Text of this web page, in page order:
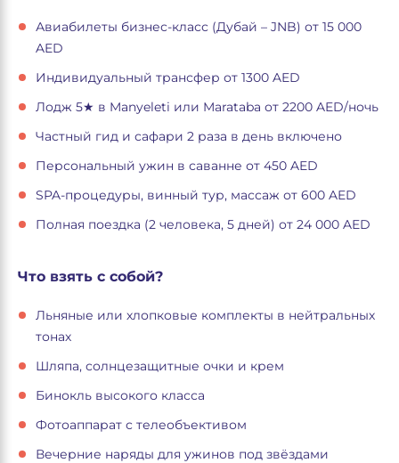
Авиабилеты бизнес-класс (Дубай – JNB) от 15 000
AED
Индивидуальный трансфер от 1300 AED
Лодж 5★ в Manyeleti или Marataba от 2200 AED/ночь
Частный гид и сафари 2 раза в день включено
Персональный ужин в саванне от 450 AED
SPA-процедуры, винный тур, массаж от 600 AED
Полная поездка (2 человека, 5 дней) от 24 000 AED
Что взять с собой?
Льняные или хлопковые комплекты в нейтральных
тонах
Шляпа, солнцезащитные очки и крем
Бинокль высокого класса
Фотоаппарат с телеобъективом
Вечерние наряды для ужинов под звёздами